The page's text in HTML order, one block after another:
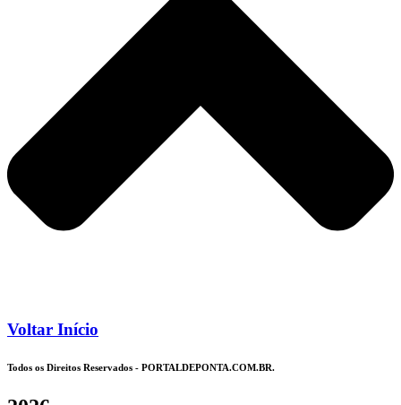
Voltar Início
Todos os Direitos Reservados - PORTALDEPONTA.COM.BR.